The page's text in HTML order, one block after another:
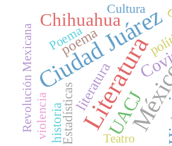
Literatura
Ciudad Juárez
UACJ
Chihuahua
poema
literatura
Estadísticas
historia
Cultura
Poema
violencia Teatro
Revolución Mexicana